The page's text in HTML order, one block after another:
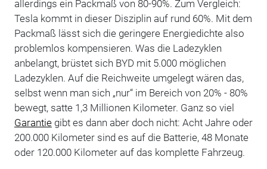
allerdings ein Packmaß von 80-90%. Zum Vergleich:
Tesla kommt in dieser Disziplin auf rund 60%. Mit dem
Packmaß lässt sich die geringere Energiedichte also
problemlos kompensieren. Was die Ladezyklen
anbelangt, brüstet sich BYD mit 5.000 möglichen
Ladezyklen. Auf die Reichweite umgelegt wären das,
selbst wenn man sich „nur“ im Bereich von 20% - 80%
bewegt, satte 1,3 Millionen Kilometer. Ganz so viel
Garantiegibt es dann aber doch nicht: Acht Jahre oder
200.000 Kilometer sind es auf die Batterie, 48 Monate
oder 120.000 Kilometer auf das komplette Fahrzeug.